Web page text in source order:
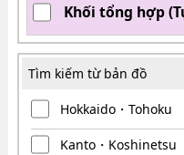
Khối tổng hợp
Tìm kiếm từ bản đồ
Hokkaido・Tohoku
Kanto・Koshinetsu